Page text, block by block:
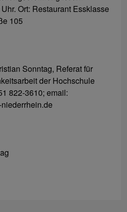
Ort: Restaurant Essklasse
105
Sonntag, Referat für
der Hochschule
822-3610; email: